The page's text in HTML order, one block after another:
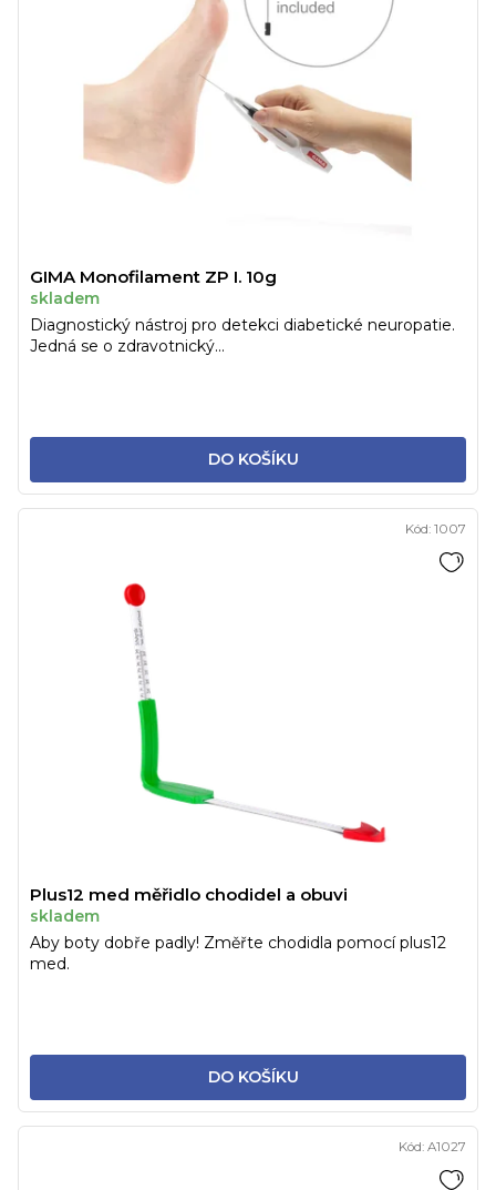
GIMA Monofilament ZP I. 10g
skladem
DO KOŠÍKU
Diagnostický nástroj pro detekci diabetické neuropatie.
Jedná se o zdravotnický...
Plus12 med měřidlo chodidel a obuvi
skladem
DO KOŠÍKU
Aby boty dobře padly! Změřte chodidla pomocí plus12
med.
Kód: 1007
Kód: A1027